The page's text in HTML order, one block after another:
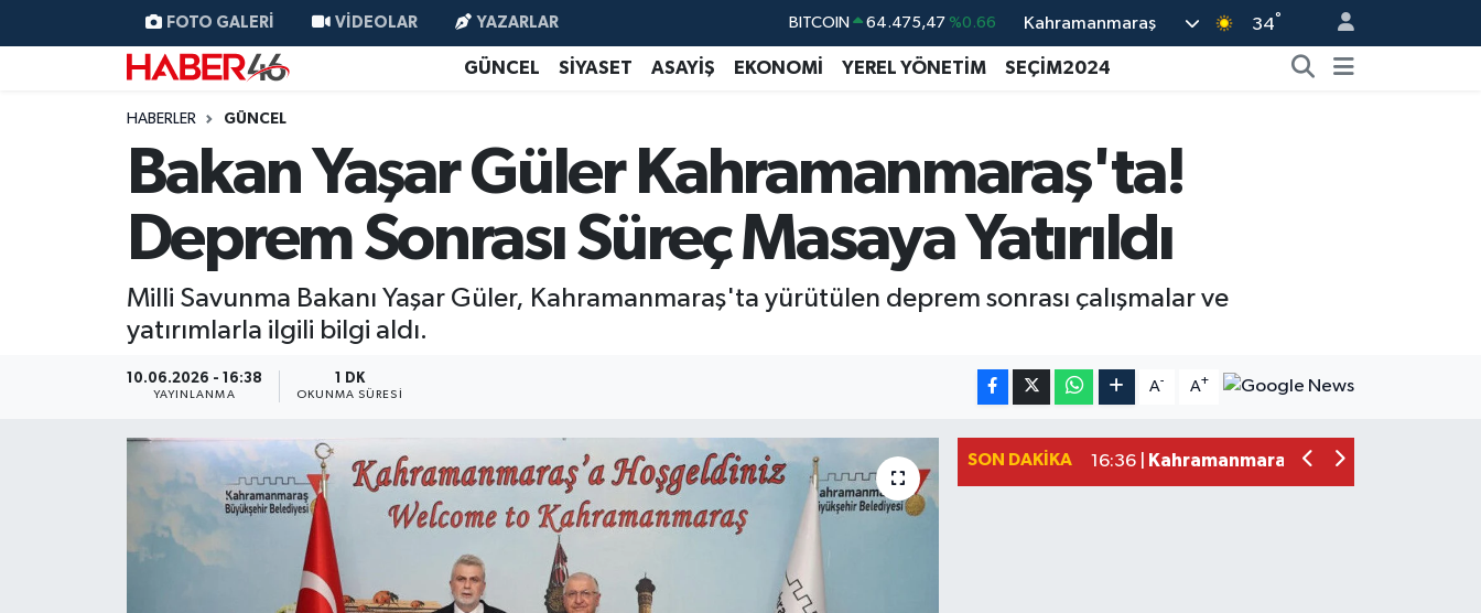
FOTO GALERI VIDEOLAR YAZARLAR
GRAM ALTIN 6518.23 %0.39
13.703 %0
Kahramanmaraş 34°
GÜNCEL SİYASET ASAYİŞ EKONOMİ YEREL YÖNETİM SEÇİM2024
HABERLER GÜNCEL
Bakan Yaşar Güler Kahramanmaraş'ta!
Deprem Sonrası Süreç Masaya Yatırıldı
Milli Savunma Bakanı Yaşar Güler, Kahramanmaraş'ta yürütülen deprem sonrası çalışmalar ve
yatırımlarla ilgili bilgi aldı.
10.06.2026 - 16:38
YAYINLANMA
1 DK
OKUNMA SÜRESI
A- A+
SON DAKIKA
22:09 |
Kahramanmaraş'ın Tarihi Mirası
21:56 |
Kahramanmaraş'ta Gazneliler
16:36 |
Kahramanmaraş'ta İş Kazası Can
12:44 |Kahramanmaraş'ta Alternatif Rock
GÜNCEL
EKONOMİ
İLÇE HABERLERİ
Nöbetçi Eczaneler
Kahramanmaraş Namaz Vakitleri
Trafik Durumu
Süper Lig Puan Durumu ve Fikstür